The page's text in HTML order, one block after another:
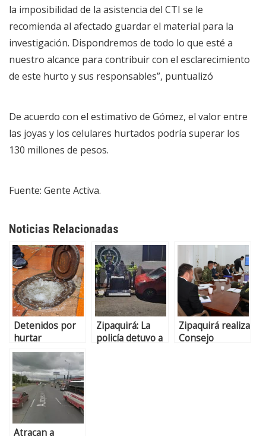
la imposibilidad de la asistencia del CTI se le
recomienda al afectado guardar el material para la
investigación. Dispondremos de todo lo que esté a
nuestro alcance para contribuir con el esclarecimiento
de este hurto y sus responsables”, puntualizó
De acuerdo con el estimativo de Gómez, el valor entre
las joyas y los celulares hurtados podría superar los
130 millones de pesos.
Fuente: Gente Activa.
Noticias Relacionadas
Detenidos por
hurtar
medidores de
agua en
Zipaquirá
Zipaquirá: La
policía detuvo a
Zipaquirá realiza
Consejo
Atracan a